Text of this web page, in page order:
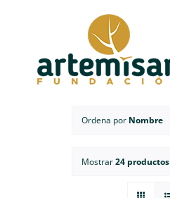
Ordena por Nombre
Mostrar24 productos